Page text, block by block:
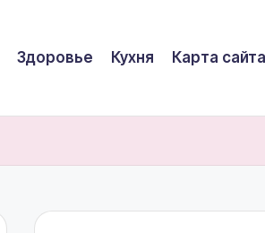
Здоровье Кухня Карта сайта